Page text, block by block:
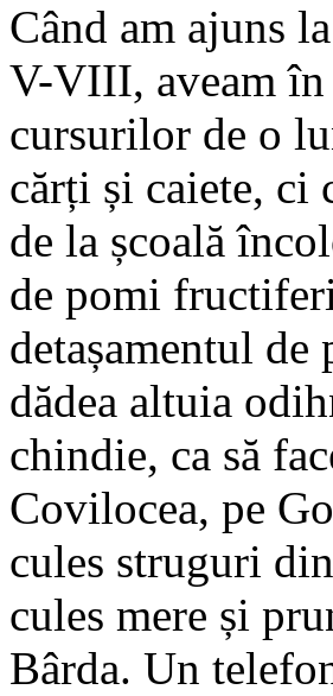
Când am ajuns
V-VIII, aveam în
cursurilor de o
cărți și caiete, ci
de la școală
de pomi
detașamentul
dădea altuia
chindie, ca să
Covilocea, pe
cules struguri
cules mere și
Bârda. Un